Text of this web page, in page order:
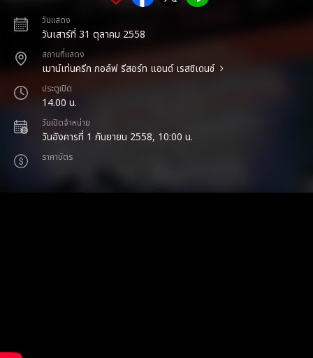
วันแสดง
วันเสาร์ที่ 31 ตุลาคม 2558
สถานที่แสดง
เมาน์เท่นครีก กอล์ฟ รีสอร์ท แอนด์ เรสซิเดนซ์
ประตูเปิด
14.00 น.
วันเปิดจำหน่าย
วันอังคารที่ 1 กันยายน 2558, 10:00 น.
ราคาบัตร